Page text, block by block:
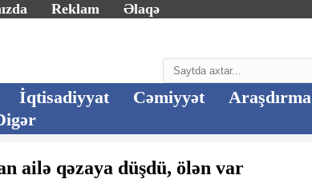
Reklam Əlaqə
İqtisadiyyat Cəmiyyət Araşdırma
ailə qəzaya düşdü, ölən var